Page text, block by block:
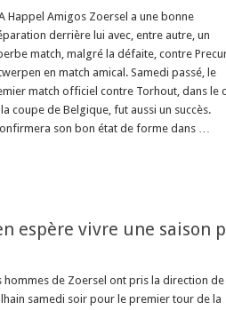
Happel Amigos Zoersel a une bonne
derrière lui avec, entre autre, un
match, malgré la défaite, contre
en match amical. Samedi passé, le
match officiel contre Torhout, dans le
coupe de Belgique, fut aussi un succès.
son bon état de forme dans …
espère vivre une saison
hommes de Zoersel ont pris la direction de
samedi soir pour le premier tour de la